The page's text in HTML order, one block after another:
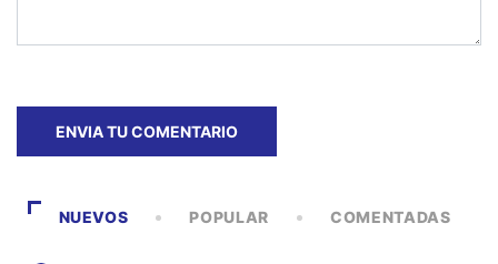
NUEVOS POPULAR COMENTADAS